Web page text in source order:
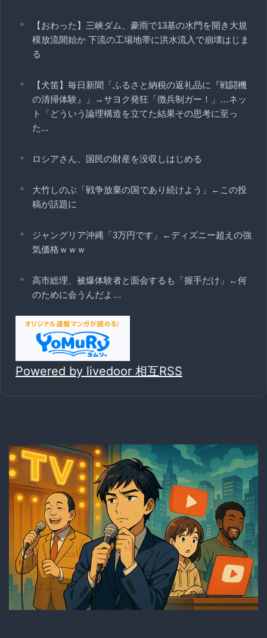
【おわった】三峡ダム、豪雨で13基の水門を開き大規
模放流開始か 下流の工場地帯に洪水流入で崩壊はじま
る
【犬笛】毎日新聞「ふるさと納税の返礼品に『戦闘機
の清掃体験』」→サヨク発狂「徴兵制ガー！」…ネッ
ト「どういう論理構造を立てた結果その思考に至っ
た...
ロシアさん、国民の財産を没収しはじめる
大竹しのぶ「戦争放棄の国であり続けよう」←この投
稿が話題に
ジャングリア沖縄「3万円です」←ディズニー超えの強
気価格ｗｗｗ
高市総理、被爆体験者と面会するも「握手だけ」←何
のために会うんだよ…
Powered by livedoor 相互RSS